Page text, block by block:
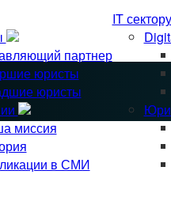
партнер
юристы
юристы
миссия
в СМИ
IT сектору